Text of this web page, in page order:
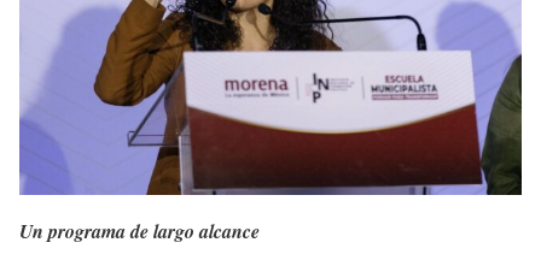
Un programa de largo alcance